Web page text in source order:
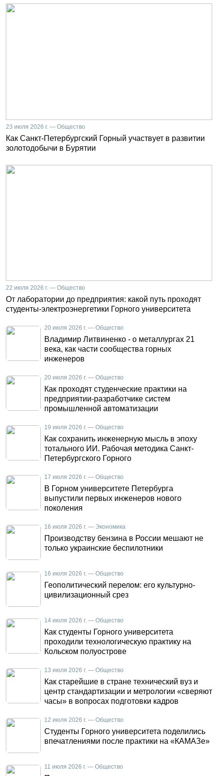
23 июля 2026 г. — Общество
Как Санкт-Петербургский Горный участвует в развитии
золотодобычи в Бурятии
22 июля 2026 г. — Общество
От лаборатории до предприятия: какой путь проходят
студенты-электроэнергетики Горного университета
20 июля 2026 г. — Общество
Владимир Литвиненко - о металлургах 21
века, как части сообщества горных
инженеров
20 июля 2026 г. — Общество
Как проходят студенческие практики на
предприятии-разработчике систем
промышленной автоматизации
19 июля 2026 г. — Общество
Как сохранить инженерную мысль в эпоху
тотального ИИ. Рабочая методика Санкт-
Петербургского Горного
17 июля 2026 г. — Общество
В Горном университете Петербурга
выпустили первых инженеров нового
поколения
16 июля 2026 г. — Экономика
Производству бензина в России мешают не
только украинские беспилотники
16 июля 2026 г. — Общество
Геополитический перелом: его культурно-
цивилизационный срез
14 июля 2026 г. — Общество
Как студенты Горного университета
проходили технологическую практику на
Кольском полуострове
13 июля 2026 г. — Общество
Как старейшие в стране технический вуз и
центр стандартизации и метрологии «сверяют
часы» в вопросах подготовки кадров
12 июля 2026 г. — Общество
Студенты Горного университета поделились
впечатлениями после практики на «КАМАЗе»
11 июля 2026 г. — Общество